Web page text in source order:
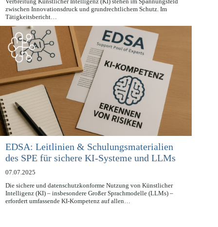
Die Datenschutz-Grundverordnung (DSGVO) und die rasante
Verbreitung Künstlicher Intelligenz (KI) stehen im Spannungsfeld
zwischen Innovationsdruck und grundrechtlichem Schutz. Im
Tätigkeitsbericht…
EDSA: Leitlinien & Schulungsmaterialien
des SPE für sichere KI-Systeme und LLMs
07.07.2025
Die sichere und datenschutzkonforme Nutzung von Künstlicher
Intelligenz (KI) – insbesondere Großer Sprachmodelle (LLMs) –